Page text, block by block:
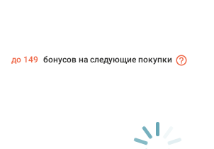
до 149 бонусов на следующие покупки